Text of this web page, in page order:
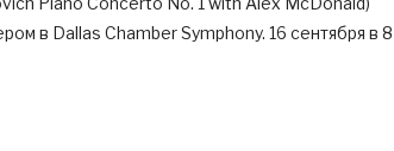
в Dallas Chamber Symphony. 16 сентября в 8